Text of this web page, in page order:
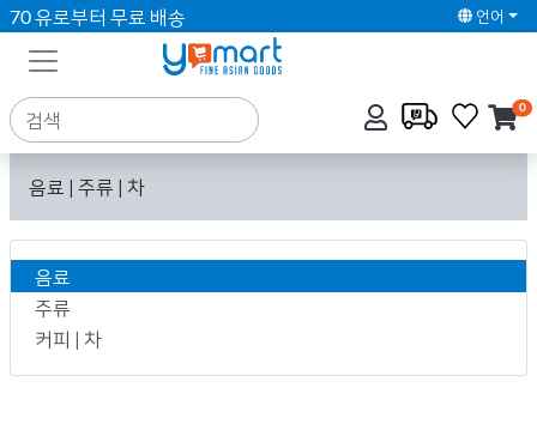
70 유로부터 무료 배송 언어
0
음료 | 주류 | 차
음료
주류
커피 | 차